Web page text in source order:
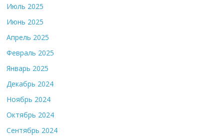
Июль 2025
Июнь 2025
Апрель 2025
Февраль 2025
Январь 2025
Декабрь 2024
Ноябрь 2024
Октябрь 2024
Сентябрь 2024